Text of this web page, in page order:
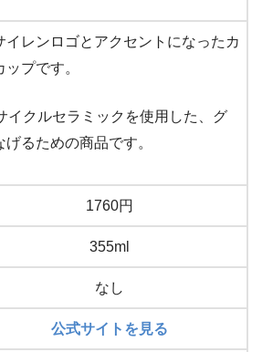
イレンロゴとアクセントになったカ
プです。
イクルセラミックを使用した、グ
るための商品です。
1760円
355ml
なし
公式サイトを見る